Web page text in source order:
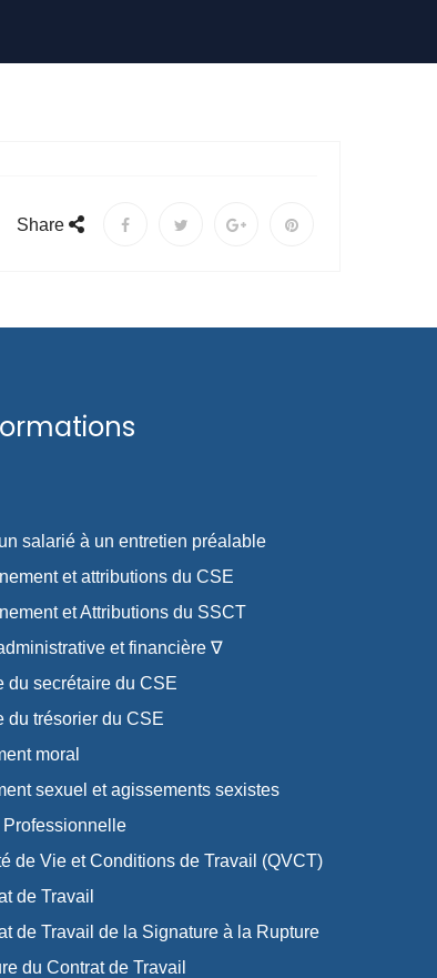
Share
salarié à un entretien préalable
et attributions du CSE
et Attributions du SSCT
et financière ∇
du secrétaire du CSE
du trésorier du CSE
moral
sexuel et agissements sexistes
Professionnelle
de Vie et Conditions de Travail (QVCT)
de Travail
de Travail de la Signature à la Rupture
du Contrat de Travail